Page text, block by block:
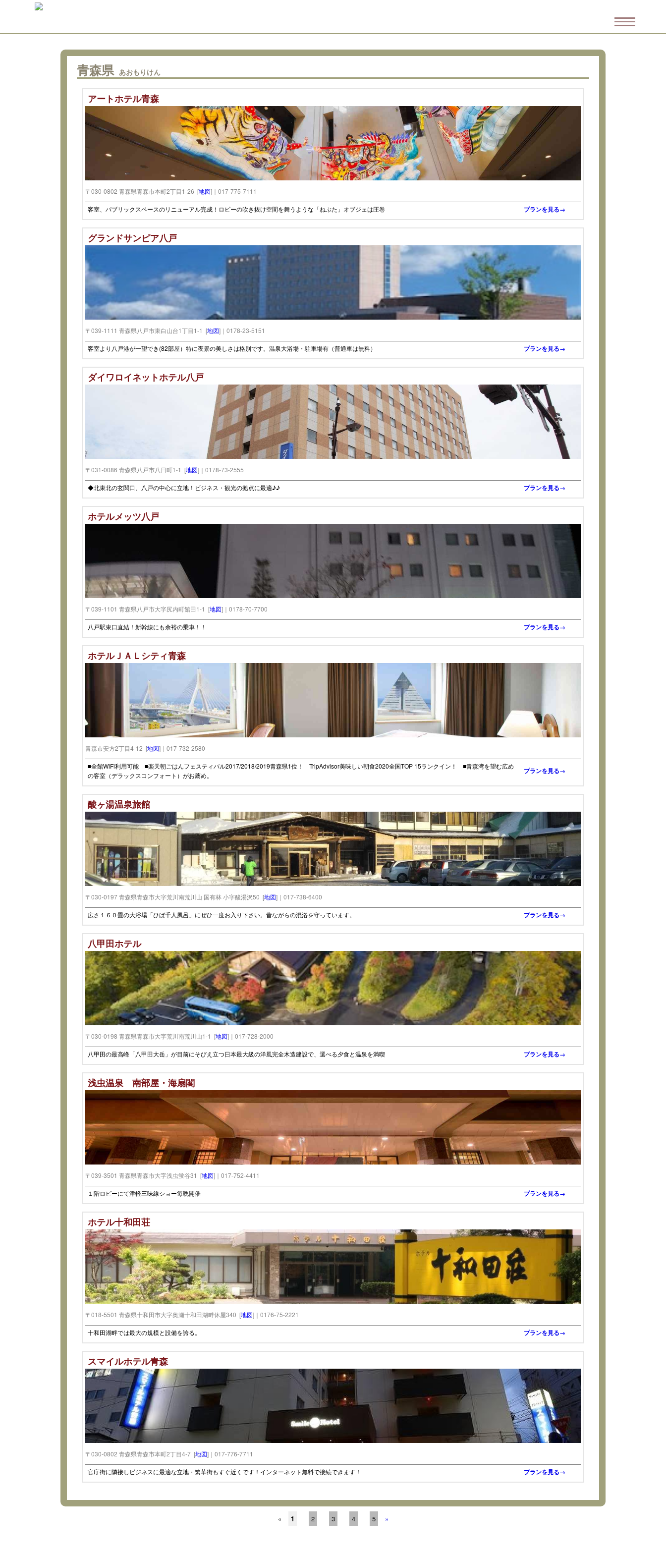
青森県 あおもりけん
アートホテル青森
〒030-0802 青森県青森市本町2丁目1-26 [地図]｜017-775-7111
客室、パブリックスペースのリニューアル完成！ロビーの吹き抜け空間を舞うような「ねぶた」オブジェは圧巻 プランを見る→
グランドサンピア八戸
〒039-1111 青森県八戸市東白山台1丁目1-1 [地図]｜0178-23-5151
客室より八戸港が一望でき(82部屋）特に夜景の美しさは格別です。温泉大浴場・駐車場有（普通車は無料） プランを見る→
ダイワロイネットホテル八戸
〒031-0086 青森県八戸市八日町1-1 [地図]｜0178-73-2555
◆北東北の玄関口、八戸の中心に立地！ビジネス・観光の拠点に最適♪♪ プランを見る→
ホテルメッツ八戸
〒039-1101 青森県八戸市大字尻内町館田1-1 [地図]｜0178-70-7700
八戸駅東口直結！新幹線にも余裕の乗車！！ プランを見る→
ホテルＪＡＬシティ青森
青森市安方2丁目4-12 [地図]｜017-732-2580
■全館WiFi利用可能 ■楽天朝ごはんフェスティバル2017/2018/2019青森県1位！ TripAdvisor美味しい朝食2020全国TOP 15ランクイン！ ■青森湾を望む広め
の客室（デラックスコンフォート）がお薦め。
プランを見る→
酸ヶ湯温泉旅館
〒030-0197 青森県青森市大字荒川南荒川山 国有林 小字酸湯沢50 [地図]｜017-738-6400
広さ１６０畳の大浴場「ひば千人風呂」にぜひ一度お入り下さい。昔ながらの混浴を守っています。 プランを見る→
八甲田ホテル
〒030-0198 青森県青森市大字荒川南荒川山1-1 [地図]｜017-728-2000
八甲田の最高峰「八甲田大岳」が目前にそびえ立つ日本最大級の洋風完全木造建設で、選べる夕食と温泉を満喫 プランを見る→
浅虫温泉 南部屋・海扇閣
〒039-3501 青森県青森市大字浅虫蛍谷31 [地図]｜017-752-4411
１階ロビーにて津軽三味線ショー毎晩開催 プランを見る→
ホテル十和田荘
〒018-5501 青森県十和田市大字奥瀬十和田湖畔休屋340 [地図]｜0176-75-2221
十和田湖畔では最大の規模と設備を誇る。 プランを見る→
スマイルホテル青森
〒030-0802 青森県青森市本町2丁目4-7 [地図]｜017-776-7711
官庁街に隣接しビジネスに最適な立地・繁華街もすぐ近くです！インターネット無料で接続できます！ プランを見る→
« 1 2 3 4 5 »